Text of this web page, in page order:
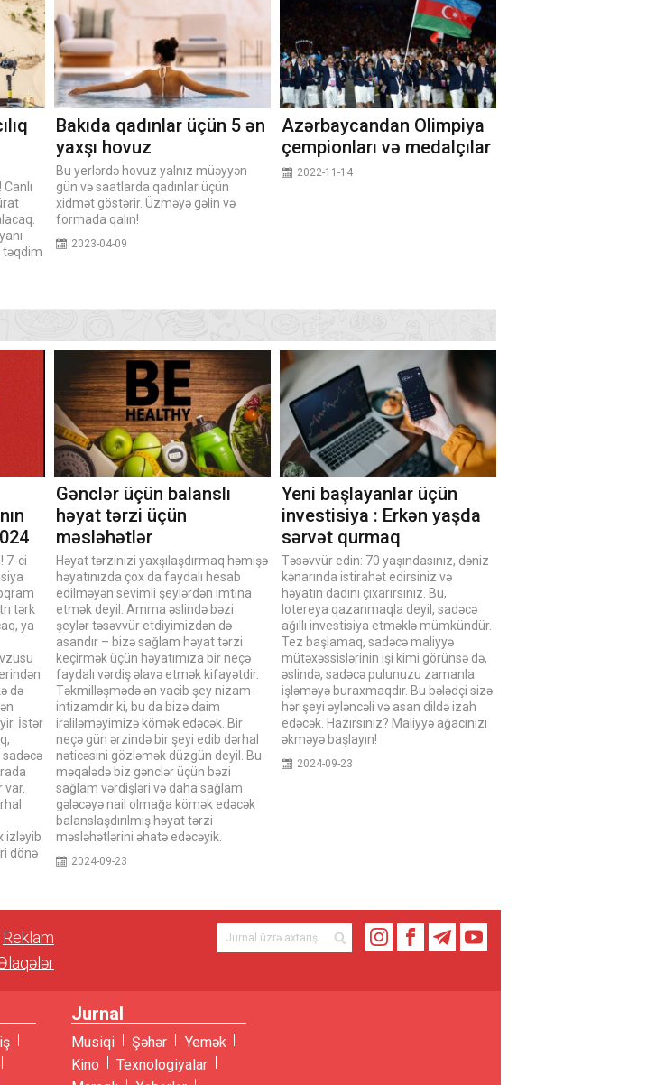
təqdim
Bakıda qadınlar üçün 5 ən
yaxşı hovuz
Bu yerlərdə hovuz yalnız müəyyən
gün və saatlarda qadınlar üçün
xidmət göstərir. Üzməyə gəlin və
formada qalın!
2023-04-09
Azərbaycandan Olimpiya
çempionları və medalçılar
2022-11-14
7-ci
tərk
ya
də
İstər
var.
izləyib
dönə
Gənclər üçün balanslı
həyat tərzi üçün
məsləhətlər
Həyat tərzinizi yaxşılaşdırmaq həmişə
həyatınızda çox da faydalı hesab
edilməyən sevimli şeylərdən imtina
etmək deyil. Amma əslində bəzi
şeylər təsəvvür etdiyimizdən də
asandır – bizə sağlam həyat tərzi
keçirmək üçün həyatımıza bir neçə
faydalı vərdiş əlavə etmək kifayətdir.
Təkmilləşmədə ən vacib şey nizam-
intizamdır ki, bu da bizə daim
irəliləməyimizə kömək edəcək. Bir
neçə gün ərzində bir şeyi edib dərhal
nəticəsini gözləmək düzgün deyil. Bu
məqalədə biz gənclər üçün bəzi
sağlam vərdişləri və daha sağlam
gələcəyə nail olmağa kömək edəcək
balanslaşdırılmış həyat tərzi
məsləhətlərini əhatə edəcəyik.
2024-09-23
Yeni başlayanlar üçün
investisiya : Erkən yaşda
sərvət qurmaq
Təsəvvür edin: 70 yaşındasınız, dəniz
kənarında istirahət edirsiniz və
həyatın dadını çıxarırsınız. Bu,
lotereya qazanmaqla deyil, sadəcə
ağıllı investisiya etməklə mümkündür.
Tez başlamaq, sadəcə maliyyə
mütəxəssislərinin işi kimi görünsə də,
əslində, sadəcə pulunuzu zamanla
işləməyə buraxmaqdır. Bu bələdçi sizə
hər şeyi əyləncəli və asan dildə izah
edəcək. Hazırsınız? Maliyyə ağacınızı
əkməyə başlayın!
2024-09-23
Reklam
Jurnal
Musiqi Şəhər
Yemək
Kino
Texnologiyalar